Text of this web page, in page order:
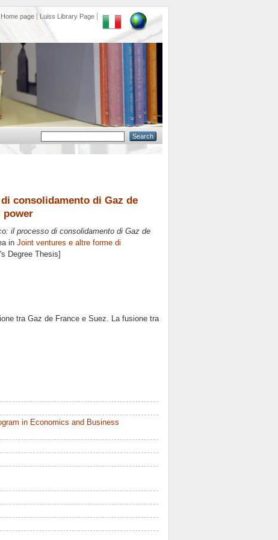
page Luiss Library Page
consolidamento di Gaz de
power
il processo di consolidamento di Gaz de
in Joint ventures e altre forme di
Degree Thesis]
tra Gaz de France e Suez. La fusione tra
in Economics and Business